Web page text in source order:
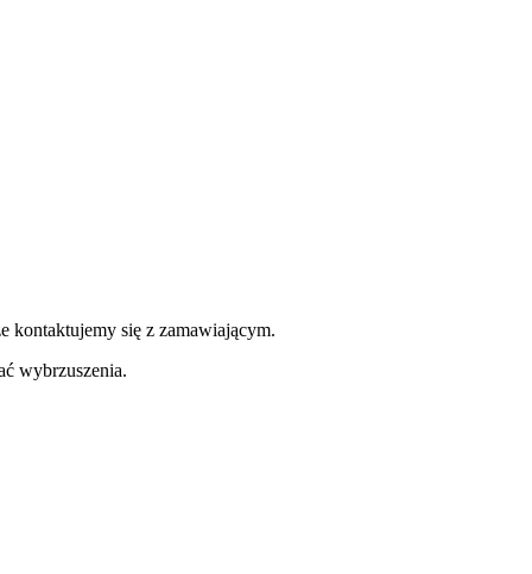
kontaktujemy się z zamawiającym.
wybrzuszenia.